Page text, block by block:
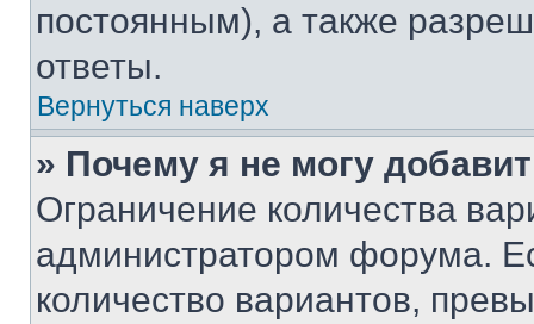
постоянным), а также
ответы.
Вернуться наверх
» Почему я не могу
Ограничение количества
администратором форума.
количество вариантов,